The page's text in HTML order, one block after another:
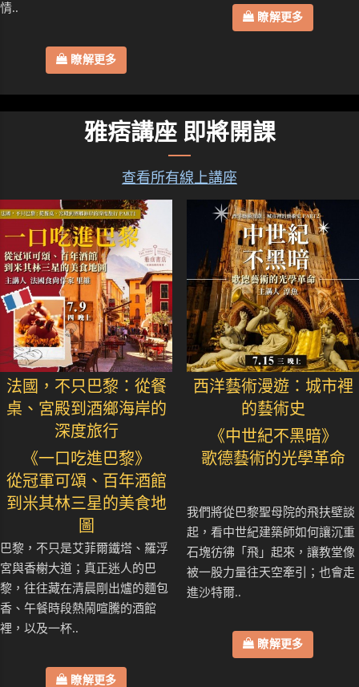
情..
瞭解更多
瞭解更多
雅痞講座 即將開課
查看所有線上講座
法國，不只巴黎：從餐
桌、宮殿到酒鄉海岸的
深度旅行
《一口吃進巴黎》
從冠軍可頌、百年酒館
到米其林三星的美食地
圖
巴黎，不只是艾菲爾鐵塔、羅浮
宮與香榭大道；真正迷人的巴
黎，往往藏在清晨剛出爐的麵包
香、午餐時段熱鬧喧騰的酒館
裡，以及一杯..
瞭解更多
西洋藝術漫遊：城市裡
的藝術史
《中世紀不黑暗》
歌德藝術的光學革命
我們將從巴黎聖母院的飛扶壁談
起，看中世紀建築師如何讓沉重
石塊彷彿「飛」起來，讓教堂像
被一股力量往天空牽引；也會走
進沙特爾..
瞭解更多